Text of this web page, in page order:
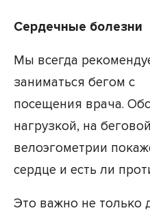
Сердечные болезни
Мы всегда
заниматься бегом с
посещения врача.
нагрузкой, на
велоэгометрии
сердце и есть ли
Это важно не только